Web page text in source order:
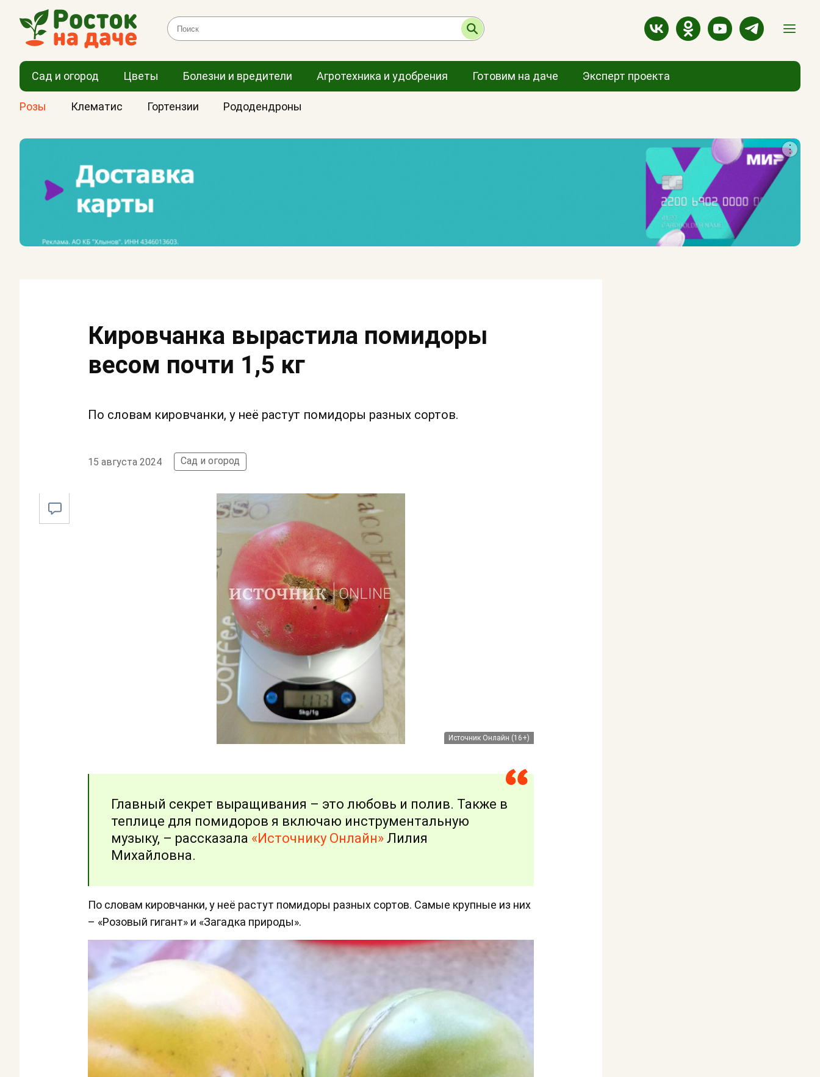
Сад и огород Цветы Болезни и вредители Агротехника и удобрения Готовим на даче Эксперт проекта
Розы Клематис Гортензии Рододендроны
Кировчанка вырастила помидоры
весом почти 1,5 кг
По словам кировчанки, у неё растут помидоры разных сортов.
15 августа 2024 Сад и огород
Источник Онлайн (16+)
Главный секрет выращивания – это любовь и полив. Также в
теплице для помидоров я включаю инструментальную
музыку, – рассказала «Источнику Онлайн» Лилия
Михайловна.
По словам кировчанки, у неё растут помидоры разных сортов. Самые крупные из них
– «Розовый гигант» и «Загадка природы».